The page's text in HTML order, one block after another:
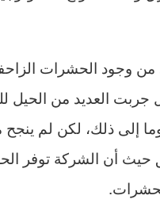
وجود الحشرات
جربت العديد من الحيل
إلى ذلك، لكن لم ينجح
حيث أن الشركة توفر